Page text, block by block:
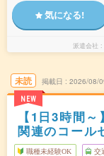
気になる!
派遣会社
未読
NEW
掲載日 2026/08/
【1日3時間
関連のコール
職種未経験OK 交